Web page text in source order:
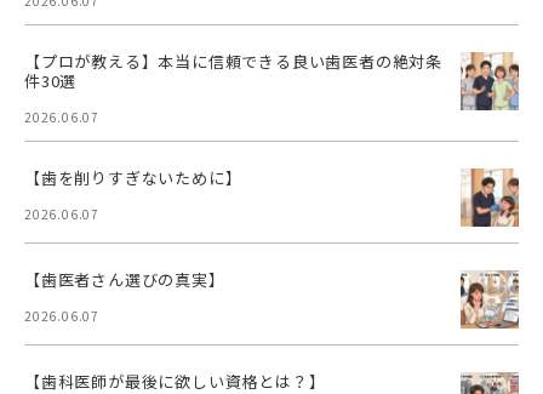
【プロが教える】本当に信頼できる良い歯医者の絶対条
件30選
2026.06.07
【歯を削りすぎないために】
2026.06.07
【歯医者さん選びの真実】
2026.06.07
【歯科医師が最後に欲しい資格とは？】